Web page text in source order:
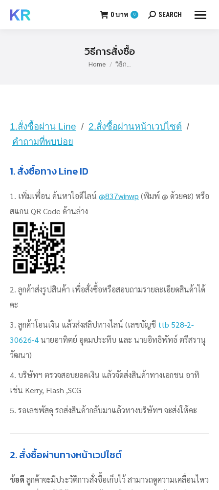
0บาท 0 Search:
SEARCH
วิธีการสั่งซื้อ
You are here:
Home วิธีก…
1.สั่งซื้อผ่าน Line / 2.สั่งซื้อผ่านหน้าเวปไซต์ /
คำถามที่พบบ่อย
1. สั่งซื้อทาง Line ID
1. เพิ่มเพื่อน ค้นหาไอดีไลน์ @837winwp (พิมพ์ @ ด้วยคะ) หรือ
สแกน QR Code ด้านล่าง
2. ลูกค้าส่งรูปสินค้า เพื่อสั่งซื้อหรือสอบถามรายละเอียดสินค้าได้
คะ
3. ลูกค้าโอนเงิน แล้วส่งสลิปทางไลน์ (เลขบัญชี ttb 528-2-
30626-4นายอาทิตย์ อุดมประทีบ และ นายอิทธิพัทธ์ ตรีสรานุ
วัฒนา)
4. บริษัทฯ ตรวจสอบยอดเงิน แล้วจัดส่งสินค้าทางเอกชน อาทิ
เช่น Kerry, Flash ,SCG
5. รอเลขพัสดุ รถส่งสินค้ากลับมาแล้วทางบริษัทฯ จะส่งให้คะ
2. สั่งซื้อผ่านทางหน้าเวปไซต์
ข้อดี ลูกค้าจะมีประวัติการสั่งซื้อเก็บไว้ สามารถดูความเคลื่อนไหว